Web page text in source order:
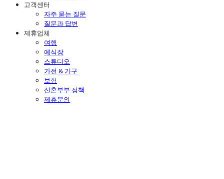
고객센터
자주 묻는 질문
질문과 답변
제휴업체
여행
예식장
스튜디오
가전 & 가구
보험
신혼부부 정책
제휴문의